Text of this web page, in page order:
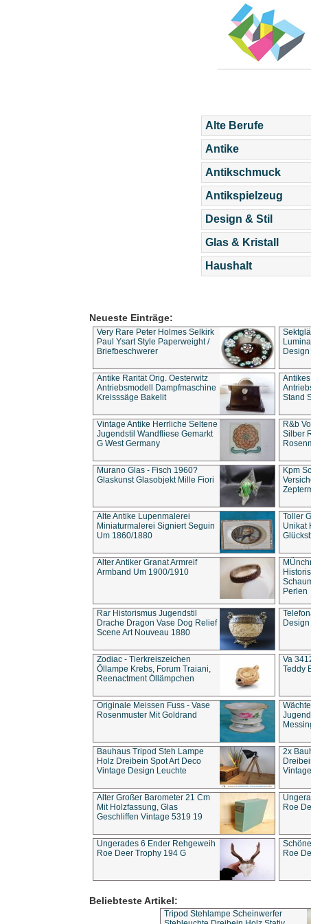
Alte Berufe
Antike
Antikschmuck
Antikspielzeug
Design & Stil
Glas & Kristall
Haushalt
Neueste Einträge:
Very Rare Peter Holmes Selkirk
Paul Ysart Style Paperweight /
Briefbeschwerer
Antike Rarität Orig. Oesterwitz
Antriebsmodell Dampfmaschine
Kreisssäge Bakelit
Stand
Vintage Antike Herrliche Seltene
Jugendstil Wandfliese Gemarkt
G West Germany
R&b
Silber
Murano Glas - Fisch 1960?
Glaskunst Glasobjekt Mille Fiori
Kpm
Alte Antike Lupenmalerei
Miniaturmalerei Signiert Seguin
Um 1860/1880
Toller
Unikat
Alter Antiker Granat Armreif
Armband Um 1900/1910
Perlen
Rar Historismus Jugendstil
Drache Dragon Vase Dog Relief
Scene Art Nouveau 1880
Zodiac - Tierkreiszeichen
Öllampe Krebs, Forum Traiani,
Reenactment Öllämpchen
Va
Teddy
Originale Meissen Fuss - Vase
Rosenmuster Mit Goldrand
Bauhaus Tripod Steh Lampe
Holz Dreibein Spot Art Deco
Vintage Design Leuchte
2x
Alter Großer Barometer 21 Cm
Mit Holzfassung, Glas
Geschliffen Vintage 5319 19
Roe
Ungerades 6 Ender Rehgeweih
Roe Deer Trophy 194 G
Roe
Beliebteste Artikel:
Tripod Stehlampe Scheinwerfer